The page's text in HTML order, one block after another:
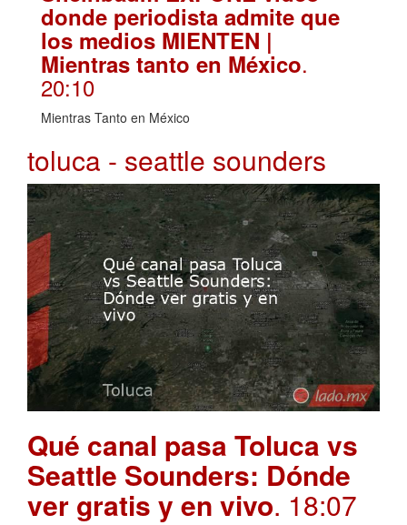
donde periodista admite que
los medios MIENTEN |
Mientras tanto en México.
20:10
Mientras Tanto en México
toluca - seattle sounders
Qué canal pasa Toluca vs
Seattle Sounders: Dónde
ver gratis y en vivo. 18:07